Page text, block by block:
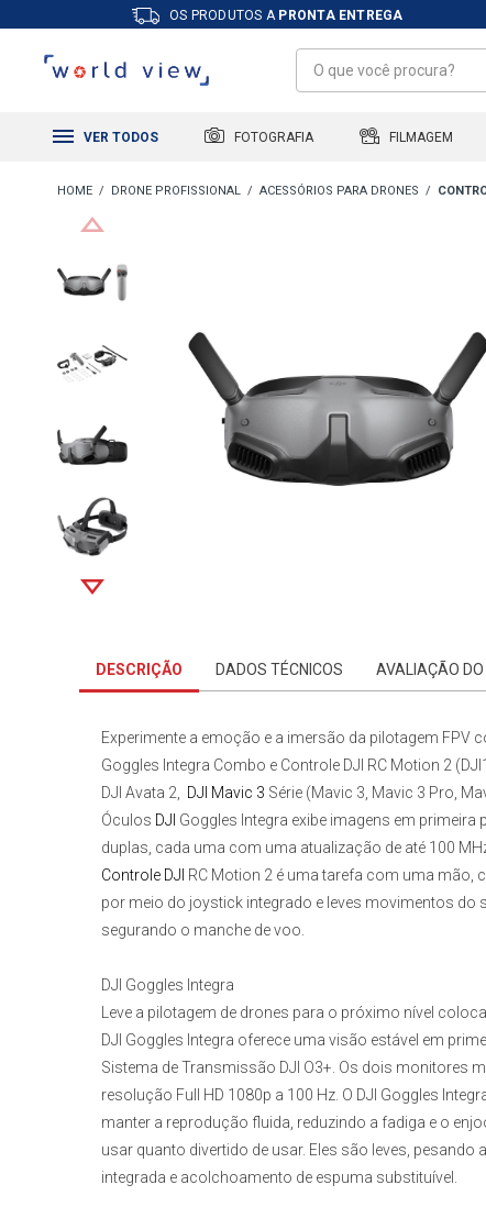
OS PRODUTOS A PRONTA ENTREGA
VER TODOS FOTOGRAFIA FILMAGEM
DRONE PROFISSIONAL ACESSÓRIOS PARA DRONES
DESCRIÇÃO DADOS TÉCNICOS AVALIAÇÃO
Experimente a emoção e a imersão da pilotagem
Goggles Integra Combo e Controle DJI RC Motion 2
DJI Avata 2, DJI Mavic 3 Série (Mavic 3, Mavic 3 Pro,
Óculos DJI Goggles Integra exibe imagens em primeira
duplas, cada uma com uma atualização de até 100
Controle DJI RC Motion 2 é uma tarefa com uma mão,
por meio do joystick integrado e leves movimentos do
segurando o manche de voo.
DJI Goggles Integra
Leve a pilotagem de drones para o próximo nível
DJI Goggles Integra oferece uma visão estável em
Sistema de Transmissão DJI O3+. Os dois monitores
resolução Full HD 1080p a 100 Hz. O DJI Goggles
manter a reprodução fluida, reduzindo a fadiga e o
usar quanto divertido de usar. Eles são leves, pesando
integrada e acolchoamento de espuma substituível.